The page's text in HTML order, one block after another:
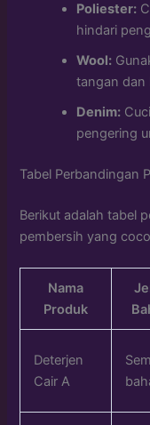
Poliester:
hindari
Wool:
tangan dan
Denim:
pengering
Tabel Perbandingan
Berikut adalah tabel
pembersih yang
Nama
Produk
Deterjen
Cair A